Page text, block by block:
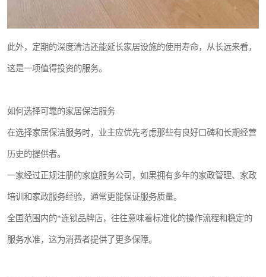
此外，定期的深度清洁还能延长家居设施的使用寿命，从长远来看，
这是一项值得投资的服务。
如何选择可靠的家居保洁服务
在选择家居保洁服务时，业主应优先考虑那些有良好口碑和长期经营
历史的提供者。
一家经过正规注册的家庭服务公司，如果拥有多年的家政管理、家政
培训和家政服务经验，通常更能保证服务质量。
全国范围内的*连锁品牌店，往往意味着标准化的操作流程和稳定的
服务水准，这为消费者提供了更多保障。